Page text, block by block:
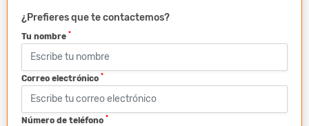
¿Prefieres que te contactemos?
Tu nombre *
Correo electrónico *
Número de teléfono *